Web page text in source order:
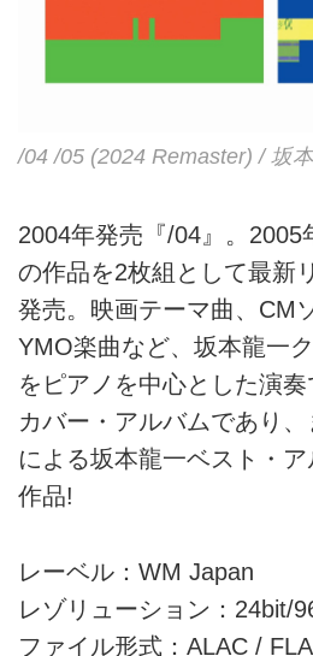
/04 /05 (2024 Remaster) / 坂
2004年発売『/04』。2005
の作品を2枚組として最新
発売。映画テーマ曲、CM
YMO楽曲など、坂本龍一
をピアノを中心とした演
カバー・アルバムであり
による坂本龍一ベスト・
作品!
レーベル：WM Japan
レゾリューション：24bit/
ファイル形式：ALAC /